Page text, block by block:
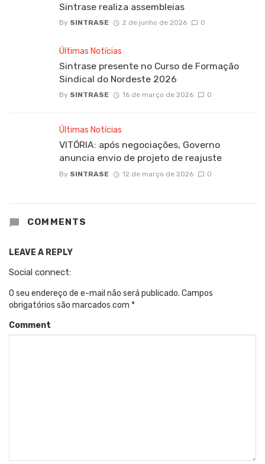
Sintrase realiza assembleias
By SINTRASE 2 de junho de 2026 0
Últimas Notícias
Sintrase presente no Curso de Formação
Sindical do Nordeste 2026
By SINTRASE 16 de março de 2026 0
Últimas Notícias
VITÓRIA: após negociações, Governo
anuncia envio de projeto de reajuste
By SINTRASE 12 de março de 2026 0
COMMENTS
LEAVE A REPLY
Social connect:
O seu endereço de e-mail não será publicado. Campos
obrigatórios são marcados com *
Comment